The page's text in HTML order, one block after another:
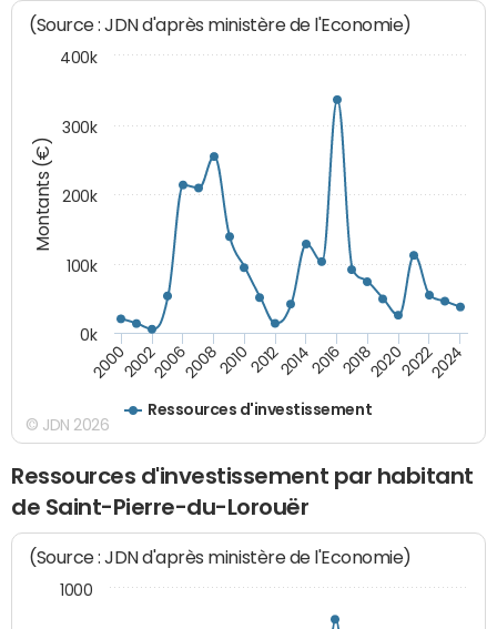
Montants (€)
(Source : JDN d'après ministère de l'Economie)
Ressources d'investissement
200020022006200820102012201420162018202020222024
0k
100k
200k
300k
400k
© JDN 2026
Ressources d'investissement par habitant
de Saint-Pierre-du-Lorouër
(Source : JDN d'après ministère de l'Economie)
1000